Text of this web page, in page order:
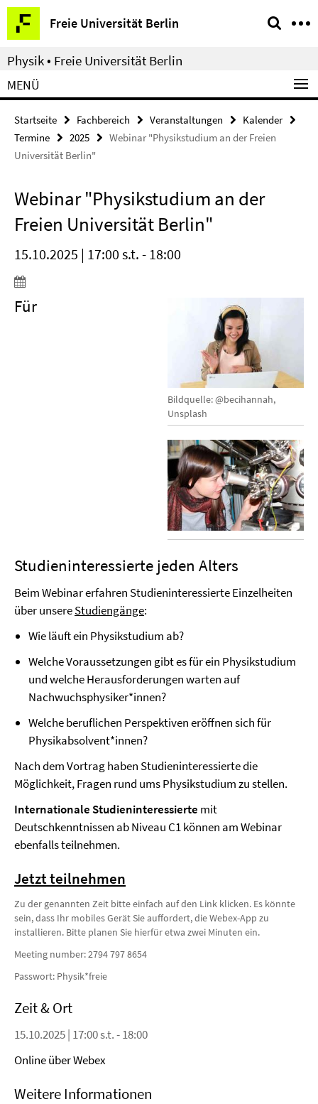
Springe
direkt
zu
Inhalt
Freie Universität Berlin
Service-
Navigation
Physik • Freie Universität Berlin
MENÜ
Startseite Fachbereich Veranstaltungen
Kalender
Termine
2025
Webinar "Physikstudium an der Freien
Universität Berlin"
Webinar "Physikstudium an der
Freien Universität Berlin"
15.10.2025 | 17:00 s.t. - 18:00
Bildquelle: @becihannah,
Unsplash
Für
Studieninteressierte jeden Alters
Beim Webinar erfahren Studieninteressierte Einzelheiten
über unsereStudiengänge:
Wie läuft ein Physikstudium ab?
Welche Voraussetzungen gibt es für ein Physikstudium
und welche Herausforderungen warten auf
Nachwuchsphysiker*innen?
Welche beruflichen Perspektiven eröffnen sich für
Physikabsolvent*innen?
Nach dem Vortrag haben Studieninteressierte die
Möglichkeit, Fragen rund ums Physikstudium zu stellen.
Internationale Studieninteressierte mit
Deutschkenntnissen ab Niveau C1 können am Webinar
ebenfalls teilnehmen.
Jetzt teilnehmen
Zu der genannten Zeit bitte einfach auf den Link klicken. Es könnte
sein, dass Ihr mobiles Gerät Sie auffordert, die Webex-App zu
installieren. Bitte planen Sie hierfür etwa zwei Minuten ein.
Meeting number: 2794 797 8654
Passwort: Physik*freie
Zeit & Ort
15.10.2025 | 17:00 s.t. - 18:00
Online über Webex
Weitere Informationen